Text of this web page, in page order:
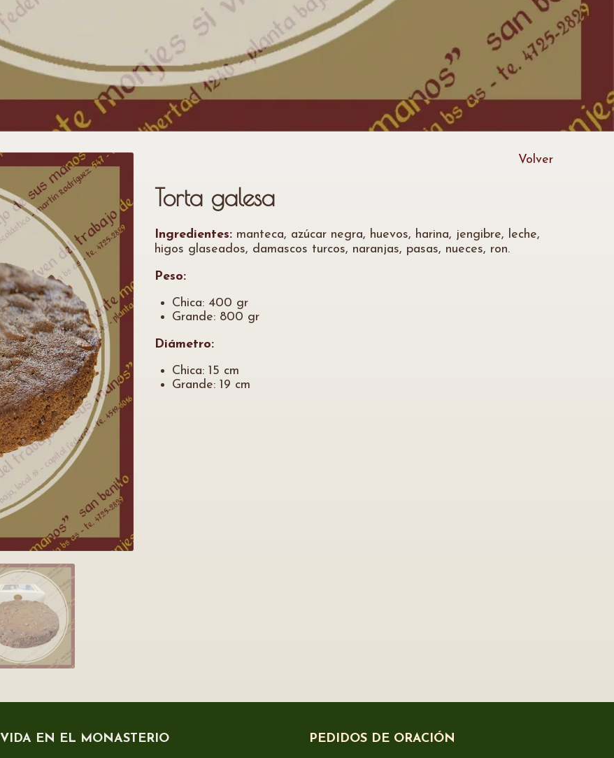
Volver
Torta galesa
Ingredientes: manteca, azúcar negra, huevos, harina, jengibre, leche,
higos glaseados, damascos turcos, naranjas, pasas, nueces, ron.
Peso:
Chica: 400 gr
Grande: 800 gr
Diámetro:
Chica: 15 cm
Grande: 19 cm
VIDA EN EL MONASTERIO PEDIDOS DE ORACIÓN